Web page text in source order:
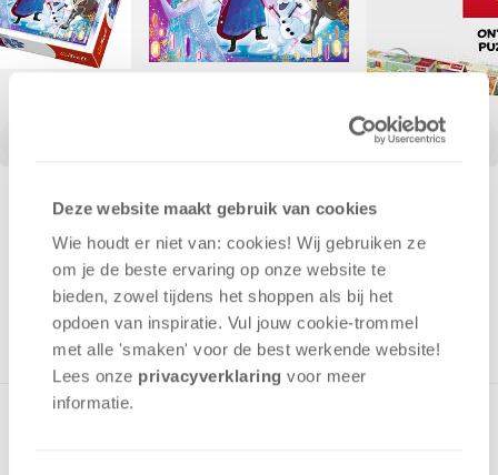
Deze website maakt gebruik van cookies
Wie houdt er niet van: cookies! Wij gebruiken ze
om je de beste ervaring op onze website te
bieden, zowel tijdens het shoppen als bij het
opdoen van inspiratie. Vul jouw cookie-trommel
met alle 'smaken' voor de best werkende website​!
Lees onze privacyverklaring voor meer
informatie.
4,50
Uit het assortiment
ONTVANG 40 OVERWINNINGSPUNTEN
UIT HET ASSORTIMENT